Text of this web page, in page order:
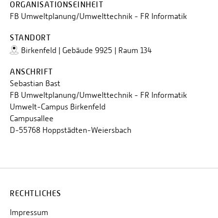
Personalvertretungen
Schwerbehindertenvertretungen
Informationssicherheit
Personalentwicklung
Personensuche
ORGANISATIONSEINHEIT
FB Umweltplanung/Umwelttechnik - FR Informatik
STANDORT
Birkenfeld | Gebäude 9925 | Raum 134
ANSCHRIFT
Sebastian Bast
FB Umweltplanung/Umwelttechnik - FR Informatik
Umwelt-Campus Birkenfeld
Campusallee
D-55768 Hoppstädten-Weiersbach
RECHTLICHES
Impressum